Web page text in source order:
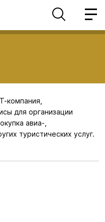
компания,
для организации
авиа-,
туристических услуг.